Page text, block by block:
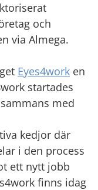
och
via Almega.
Eyes4work en
startades
med
kedjor där
i den process
ett nytt jobb
finns idag